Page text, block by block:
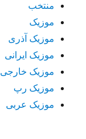
منتخب
موزیک
موزیک آذری
موزیک ایرانی
موزیک خارجی
موزیک رپ
موزیک عربی